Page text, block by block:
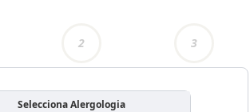
2 3
Selecciona Alergologia